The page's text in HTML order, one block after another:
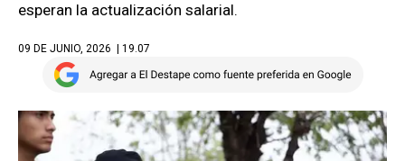
esperan la actualización salarial.
09 DE JUNIO, 2026 | 19.07